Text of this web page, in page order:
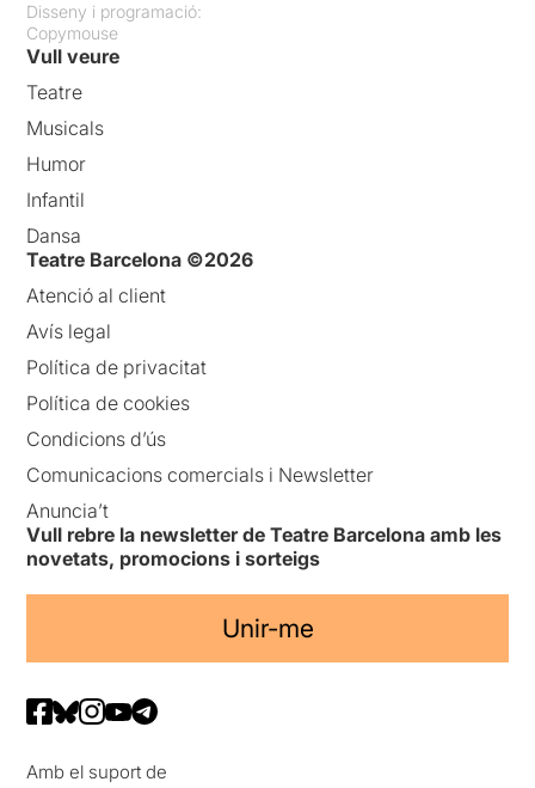
Disseny i programació:
Copymouse
Vull veure
Teatre
Musicals
Humor
Infantil
Dansa
Teatre Barcelona ©2026
Atenció al client
Avís legal
Política de privacitat
Política de cookies
Condicions d’ús
Comunicacions comercials i Newsletter
Anuncia’t
Vull rebre la newsletter de Teatre Barcelona amb les
novetats, promocions i sorteigs
Unir-me
Amb el suport de